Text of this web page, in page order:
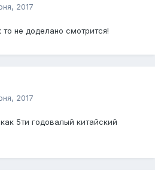
2017
не доделано смотрится!
2017
5ти годовалый китайский